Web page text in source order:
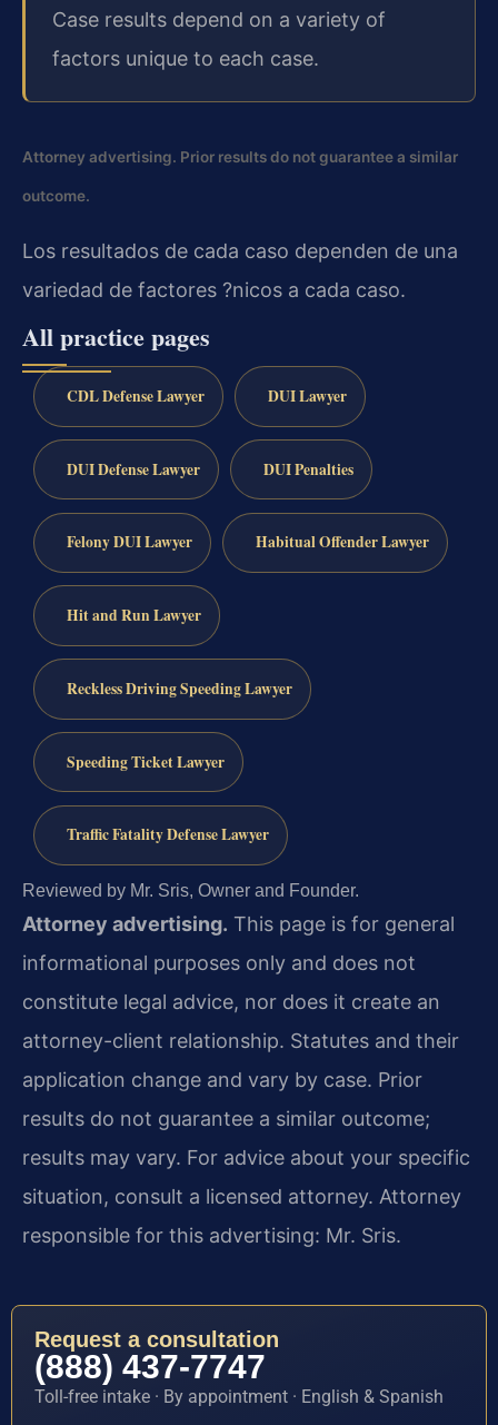
Case results depend on a variety of
factors unique to each case.
Attorney advertising. Prior results do not guarantee a similar
outcome.
Los resultados de cada caso dependen de una
variedad de factores ?nicos a cada caso.
All practice pages
CDL Defense Lawyer DUI Lawyer
DUI Defense Lawyer DUI Penalties
Felony DUI Lawyer Habitual Offender Lawyer
Hit and Run Lawyer
Reckless Driving Speeding Lawyer
Speeding Ticket Lawyer
Traffic Fatality Defense Lawyer
Reviewed by Mr. Sris, Owner and Founder.
Attorney advertising. This page is for general
informational purposes only and does not
constitute legal advice, nor does it create an
attorney-client relationship. Statutes and their
application change and vary by case. Prior
results do not guarantee a similar outcome;
results may vary. For advice about your specific
situation, consult a licensed attorney. Attorney
responsible for this advertising: Mr. Sris.
Request a consultation
(888) 437-7747
Toll-free intake · By appointment · English & Spanish